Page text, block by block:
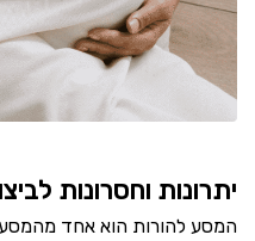
יתרונות וחסרונות
המסע להורות הוא אחד